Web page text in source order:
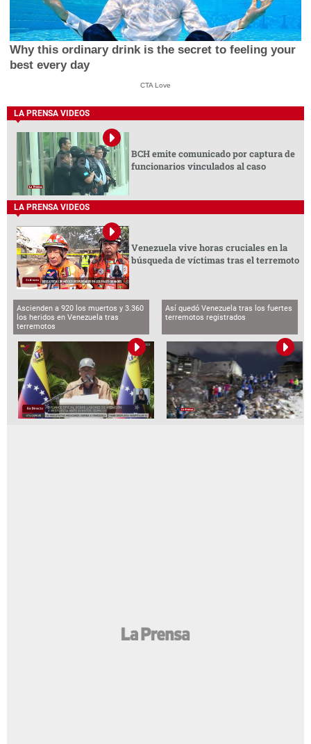
Why this ordinary drink is the secret to feeling your
best every day
CTA Love
LA PRENSA VIDEOS
BCH emite comunicado por captura de
funcionarios vinculados al caso
LA PRENSA VIDEOS
Venezuela vive horas cruciales en la
búsqueda de víctimas tras el terremoto
Ascienden a 920 los muertos y 3.360
los heridos en Venezuela tras
terremotos
Así quedó Venezuela tras los fuertes
terremotos registrados